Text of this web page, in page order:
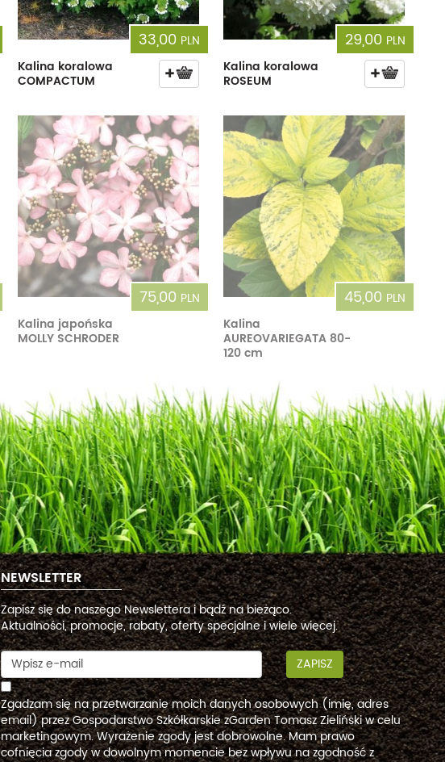
33,00 PLN
Kalina koralowa
COMPACTUM
29,00 PLN
Kalina koralowa
ROSEUM
75,00 PLN
Kalina japońska
MOLLY SCHRODER
45,00 PLN
Kalina
AUREOVARIEGATA 80-
120 cm
NEWSLETTER
Zapisz się do naszego Newslettera i bądź na bieżąco.
Aktualności, promocje, rabaty, oferty specjalne i wiele więcej.
ZAPISZ
Zgadzam się na przetwarzanie moich danych osobowych (imię, adres
email) przez Gospodarstwo Szkółkarskie zGarden Tomasz Zieliński w celu
marketingowym. Wyrażenie zgody jest dobrowolne. Mam prawo
cofnięcia zgody w dowolnym momencie bez wpływu na zgodność z